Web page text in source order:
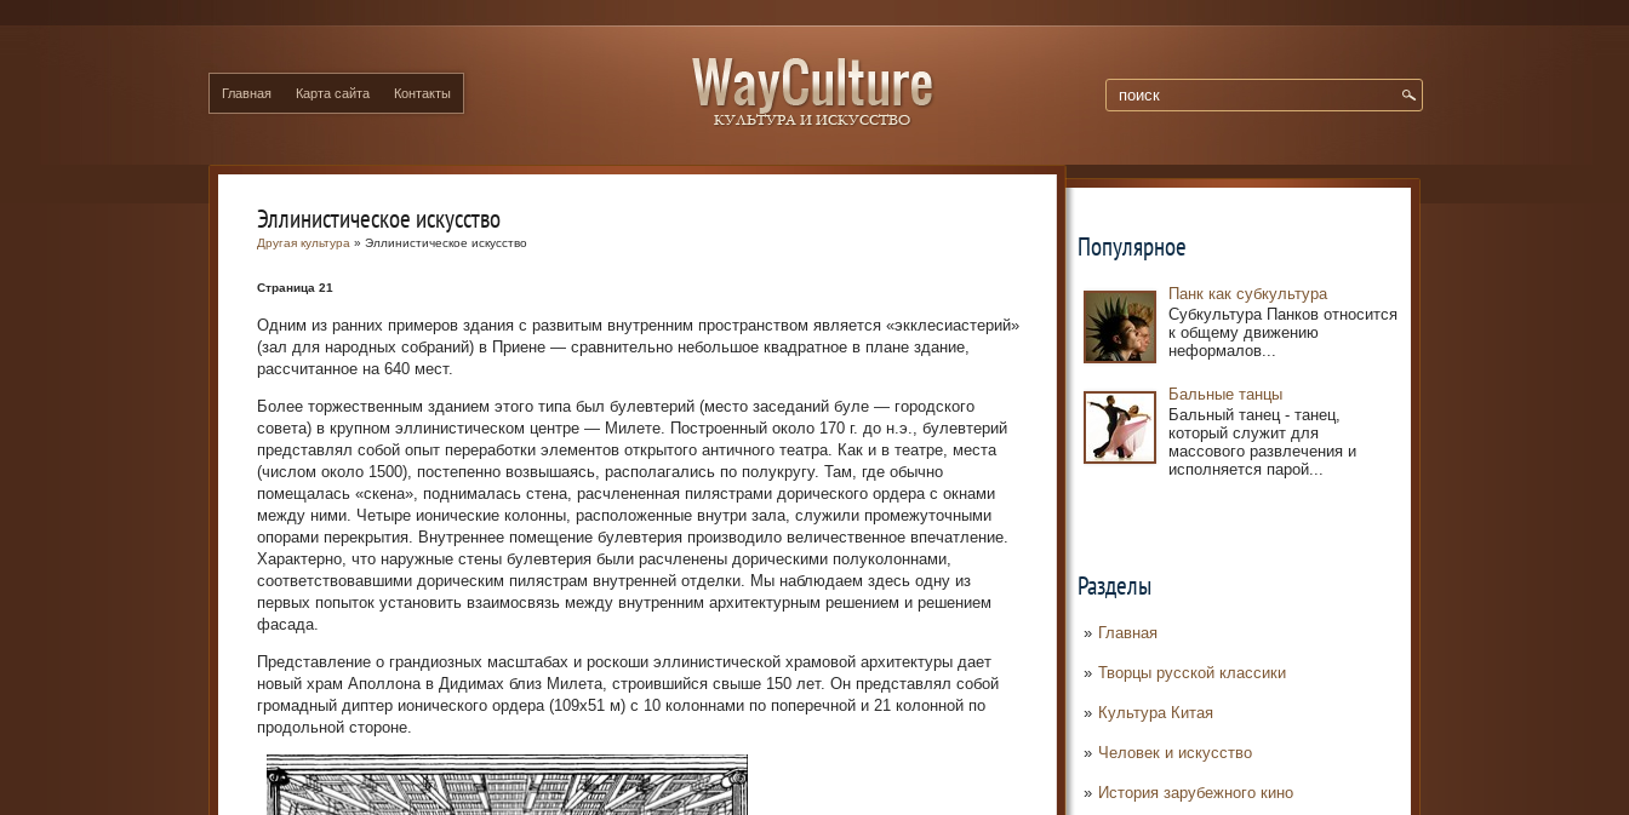
Главная Карта сайта Контакты
Популярное
Панк как субкультура
Субкультура Панков относится
к общему движению
неформалов...
Бальные танцы
Бальный танец - танец,
который служит для
массового развлечения и
исполняется парой...
Разделы
Главная
Творцы русской классики
Культура Китая
Человек и искусство
История зарубежного кино
Эллинистическое искусство
Другая культура » Эллинистическое искусство
Страница 21
Одним из ранних примеров здания с развитым внутренним пространством является «экклесиастерий»
(зал для народных собраний) в Приене — сравнительно небольшое квадратное в плане здание,
рассчитанное на 640 мест.
Более торжественным зданием этого типа был булевтерий (место заседаний буле — городского
совета) в крупном эллинистическом центре — Милете. Построенный около 170 г. до н.э., булевтерий
представлял собой опыт переработки элементов открытого античного театра. Как и в театре, места
(числом около 1500), постепенно возвышаясь, располагались по полукругу. Там, где обычно
помещалась «скена», поднималась стена, расчлененная пилястрами дорического ордера с окнами
между ними. Четыре ионические колонны, расположенные внутри зала, служили промежуточными
опорами перекрытия. Внутреннее помещение булевтерия производило величественное впечатление.
Характерно, что наружные стены булевтерия были расчленены дорическими полуколоннами,
соответствовавшими дорическим пилястрам внутренней отделки. Мы наблюдаем здесь одну из
первых попыток установить взаимосвязь между внутренним архитектурным решением и решением
фасада.
Представление о грандиозных масштабах и роскоши эллинистической храмовой архитектуры дает
новый храм Аполлона в Дидимах близ Милета, строившийся свыше 150 лет. Он представлял собой
громадный диптер ионического ордера (109x51 м) с 10 колоннами по поперечной и 21 колонной по
продольной стороне.